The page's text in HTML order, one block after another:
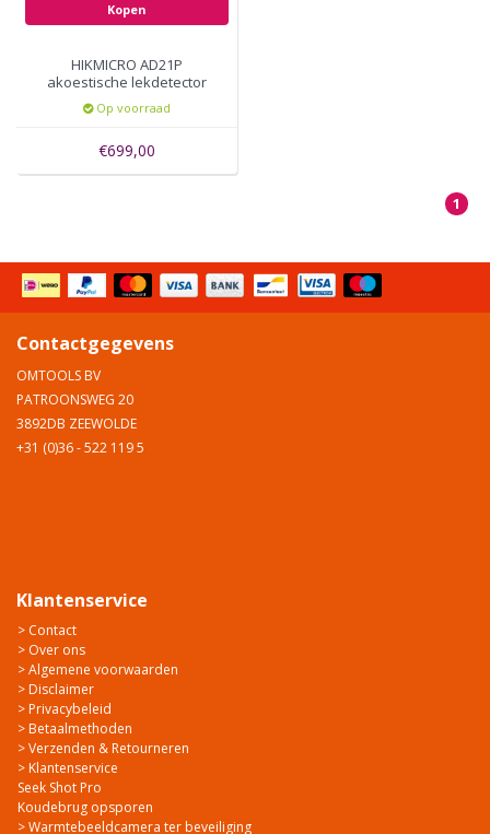
Kopen
HIKMICRO AD21P
akoestische lekdetector
Op voorraad
€699,00
1
Contactgegevens
OMTOOLS BV
PATROONSWEG 20
3892DB ZEEWOLDE
+31 (0)36 - 522 119 5
Klantenservice
> Contact
> Over ons
> Algemene voorwaarden
> Disclaimer
> Privacybeleid
> Betaalmethoden
> Verzenden & Retourneren
> Klantenservice
Seek Shot Pro
Koudebrug opsporen
> Warmtebeeldcamera ter beveiliging